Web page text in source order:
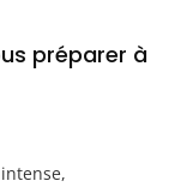
préparer à